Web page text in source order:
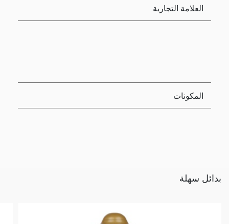
العلامة التجارية
المكونات
بدائل سهلة